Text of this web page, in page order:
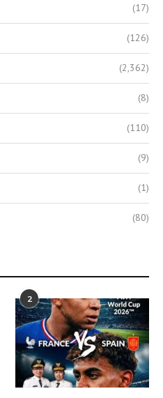
(17)
(126)
(2,362)
(8)
(110)
(9)
(1)
(80)
2